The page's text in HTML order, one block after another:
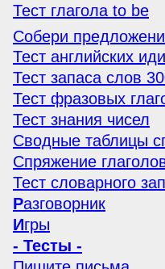
Тест глагола to be
Собери
Тест английских
Тест запаса слов
Тест фразовых
Тест знания чисел
Сводные таблицы
Спряжение
Тест словарного
Разговорник
Игры
- Тесты -